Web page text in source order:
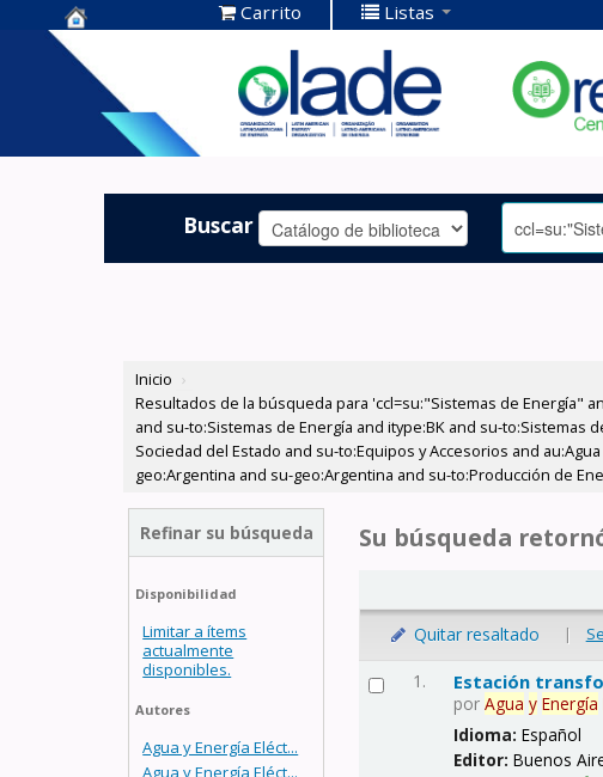
Centro de
Documentación
OLADE -
Carrito Listas
Buscar
Inicio ›
Resultados de la búsqueda para 'ccl=su:"Sistemas de Energía"
and su-to:Sistemas de Energía and itype:BK and su-to:Sistemas
Sociedad del Estado and su-to:Equipos y Accesorios and
geo:Argentina and su-geo:Argentina and su-to:Producción de
Refinar su búsqueda
Disponibilidad
Limitar a ítems
actualmente
disponibles.
Autores
Agua y Energía Eléct...
Agua y Energía Eléct...
Su búsqueda
Quitar resaltado |
1. Estación
porAgua y Energía
Idioma:Español
Editor:Buenos